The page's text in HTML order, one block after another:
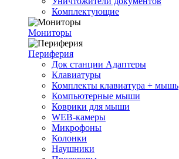
Комплектующие
Мониторы
Периферия
Док станции Адаптеры
Клавиатуры
Комплекты клавиатура + мышь
Компьютерные мыши
Коврики для мыши
WEB-камеры
Микрофоны
Колонки
Наушники